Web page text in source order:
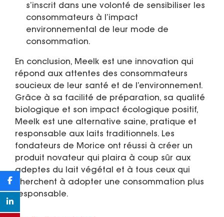
s’inscrit dans une volonté de sensibiliser les
consommateurs à l’impact
environnemental de leur mode de
consommation.
En conclusion, Meelk est une innovation qui
répond aux attentes des consommateurs
soucieux de leur santé et de l’environnement.
Grâce à sa facilité de préparation, sa qualité
biologique et son impact écologique positif,
Meelk est une alternative saine, pratique et
responsable aux laits traditionnels. Les
fondateurs de Morice ont réussi à créer un
produit novateur qui plaira à coup sûr aux
adeptes du lait végétal et à tous ceux qui
cherchent à adopter une consommation plus
responsable.